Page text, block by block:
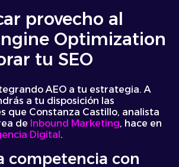
provecho al
Optimization
tu SEO
AEO a tu estrategia. A
a tu disposición las
que Constanza Castillo, analista
de Inbound Marketing, hace en
Digital.
competencia con